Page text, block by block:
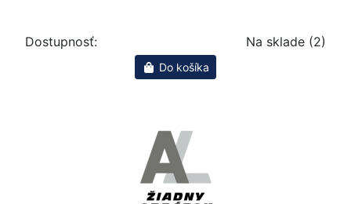
Dostupnosť: Na sklade (2)
Do košíka